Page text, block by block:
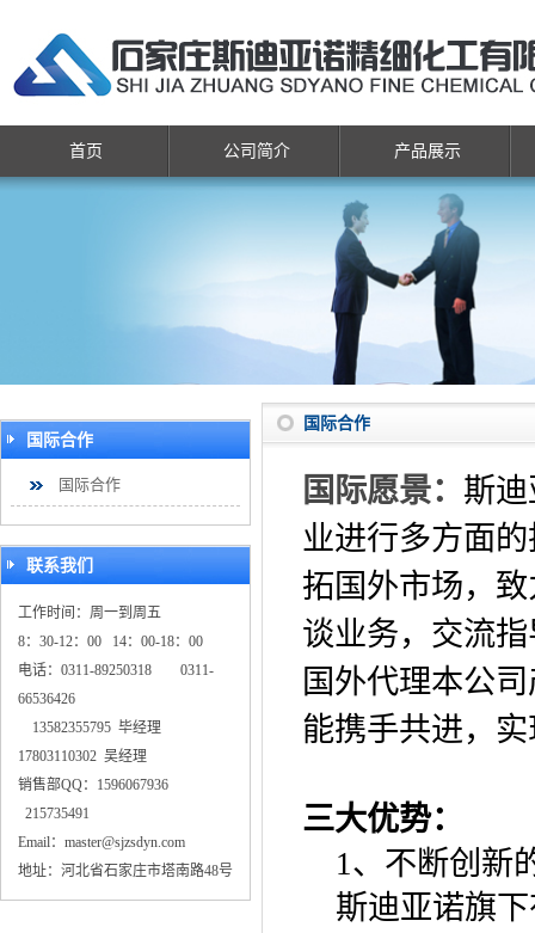
首页 公司简介 产品展示
国际合作
国际合作
联系我们
工作时间：周一到周五
8：30-12：00 14：00-18：00
电话：0311-89250318 0311-
66536426
13582355795 毕经理
17803110302 吴经理
销售部QQ：1596067936
215735491
Email：master@sjzsdyn.com
地址：河北省石家庄市塔南路48号
国际合作
国际愿景： 斯
业进行多方面
拓国外市场，
谈业务，交流
国外代理本公
能携手共进，
三大优势：
1、不断创新
斯迪亚诺旗下